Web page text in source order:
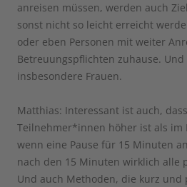
anreisen müssen, werden auch
sonst nicht so leicht erreicht
oder eben Personen mit weiter
Betreuungspflichten zuhause.
insbesondere Frauen.
Matthias: Interessant ist auch,
Teilnehmer*innen höher ist als im
wenn eine Pause für 15 Minuten
nach den 15 Minuten wirklich alle
Und auch Methoden, die kurz und